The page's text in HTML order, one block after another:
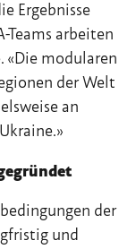
Ergebnisse
Teams arbeiten
«Die modularen
der Welt
an
der
und